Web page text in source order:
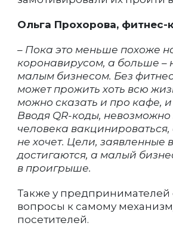
Ольга Прохорова, фитнес-
– Пока это меньше похоже
коронавирусом, а больше –
малым бизнесом. Без
может прожить хоть всю
можно сказать и про кафе,
Вводя QR-коды, невозможно
человека вакцинироваться,
не хочет. Цели, заявленные
достигаются, а малый
в проигрыше.
Также у предпринимателей
вопросы к самому
посетителей.